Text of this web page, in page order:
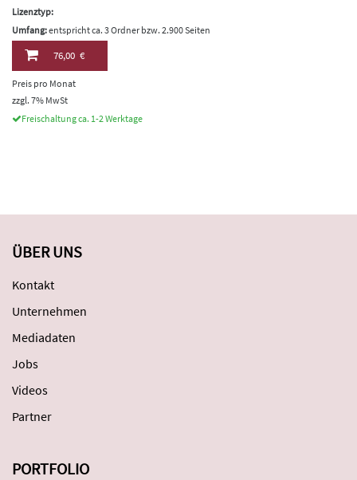
Lizenztyp:
Umfang:entspricht ca. 3 Ordner bzw. 2.900 Seiten
76,00 €
Preis pro Monat
zzgl. 7% MwSt
Freischaltung ca. 1-2 Werktage
ÜBER UNS
Kontakt
Unternehmen
Mediadaten
Jobs
Videos
Partner
PORTFOLIO